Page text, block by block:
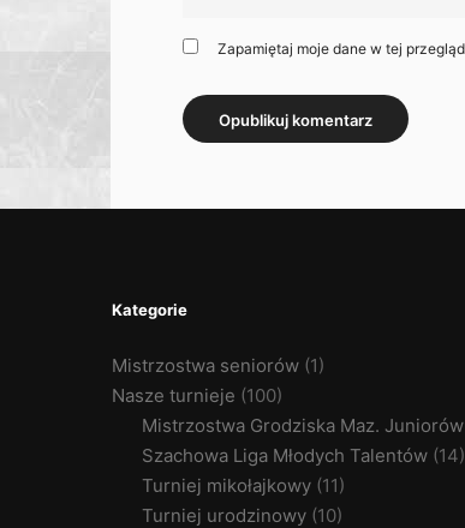
Zapamiętaj moje dane w tej
Kategorie
Mistrzostwa seniorów (1)
Nasze turnieje (100)
Mistrzostwa Grodziska Maz. Juniorów
Szachowa Liga Młodych Talentów (14)
Turniej mikołajkowy (11)
Turniej urodzinowy (10)